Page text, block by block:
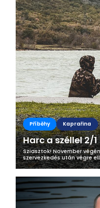
Příběhy Kaprařina
Harc a széllel 2/1
Sziasztok! November
szervezkedés után végre
található Tribalj-i
információt begyűjteni a